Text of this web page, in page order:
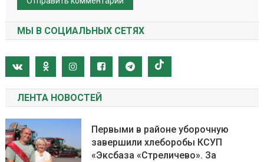
МЫ В СОЦИАЛЬНЫХ СЕТЯХ
ЛЕНТА НОВОСТЕЙ
Первыми в районе уборочную
завершили хлеборобы КСУП
«Эксбаза «Стреличево». За